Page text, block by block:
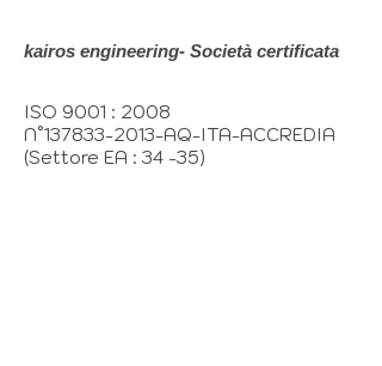
kairos engineering- Società certificata
ISO 9001 : 2008
N°137833-2013-AQ-ITA-ACCREDIA
(Settore EA : 34 -35)